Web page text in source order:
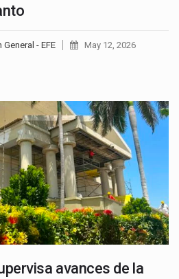
- EFE May 12, 2026
avances de la